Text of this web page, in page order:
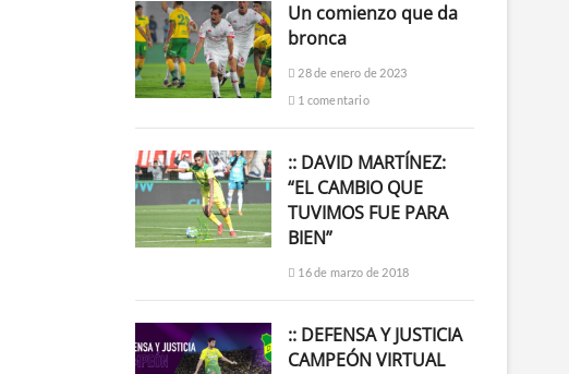
Un comienzo que da
bronca
28 de enero de 2023
1 comentario
:: DAVID MARTÍNEZ:
“EL CAMBIO QUE
TUVIMOS FUE PARA
BIEN”
16 de marzo de 2018
:: DEFENSA Y JUSTICIA
CAMPEÓN VIRTUAL